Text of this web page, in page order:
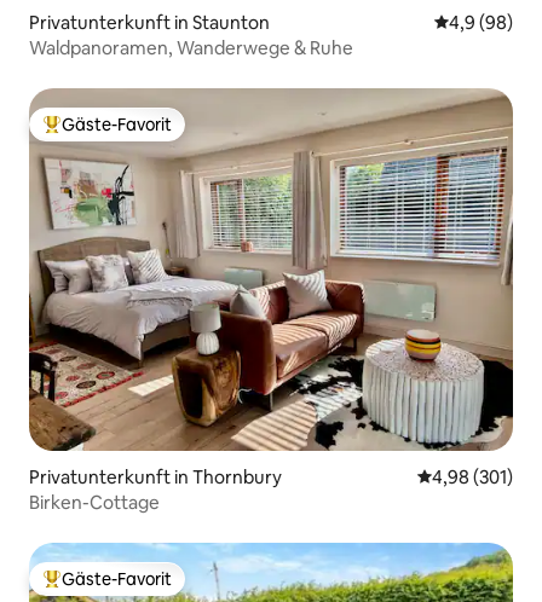
Privatunterkunft in Staunton
4,9 (98)
Waldpanoramen, Wanderwege & Ruhe
Beliebter Gäste-Favorit.
Gäste-Favorit
Privatunterkunft in Thornbury
4,98 (301)
Birken-Cottage
Beliebter Gäste-Favorit.
Gäste-Favorit